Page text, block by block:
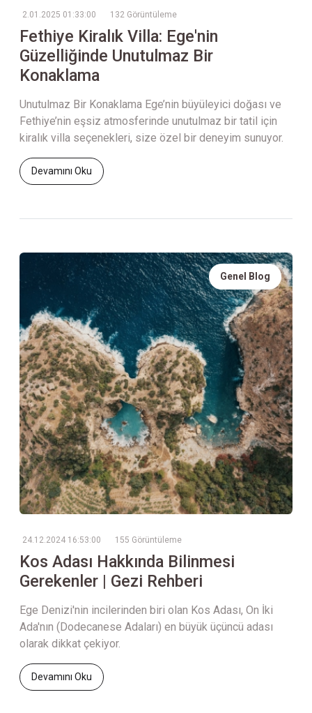
2.01.2025 01:33:00 132 Görüntüleme
Fethiye Kiralık Villa: Ege'nin
Güzelliğinde Unutulmaz Bir
Konaklama
Unutulmaz Bir Konaklama Ege’nin büyüleyici doğası ve
Fethiye’nin eşsiz atmosferinde unutulmaz bir tatil için
kiralık villa seçenekleri, size özel bir deneyim sunuyor.
Devamını Oku
Genel Blog
24.12.2024 16:53:00 155 Görüntüleme
Kos Adası Hakkında Bilinmesi
Gerekenler | Gezi Rehberi
Ege Denizi'nin incilerinden biri olan Kos Adası, On İki
Ada'nın (Dodecanese Adaları) en büyük üçüncü adası
olarak dikkat çekiyor.
Devamını Oku